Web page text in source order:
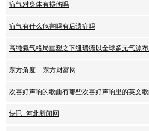
疝气对身体有损伤吗
疝气有什么危害吗有后遗症吗
高纯氦气格局重塑之下纽瑞德以全球多元气源
东方角度 _ 东方财富网
欢喜好声响的歌曲有哪些欢喜好声响里的英文歌
快讯_河北新闻网